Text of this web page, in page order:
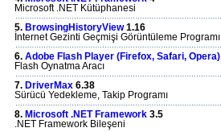
Microsoft .NET Kütüphanesi
5. BrowsingHistoryView 1.16
İnternet Gezinti Geçmişi Görüntüleme Programı
6. Adobe Flash Player (Firefox, Safari, Opera)
Flash Oynatma Aracı
7. DriverMax 6.38
Sürücü Yedekleme, Takip Programı
8. Microsoft .NET Framework 3.5
.NET Framework Bileşeni